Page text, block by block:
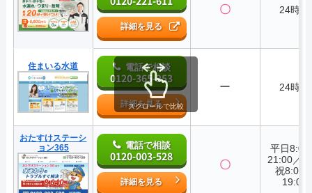
詳細を見る
〇 24時間
住まいる水道 電話で相談
0120-365-253
詳細を見る
ー 24時間
おたすけステーシ
ョン365
電話で相談
0120-003-528
詳細を見る
〇
平日8:00
21:00／
祝8:00
19:00
スクロールで比較